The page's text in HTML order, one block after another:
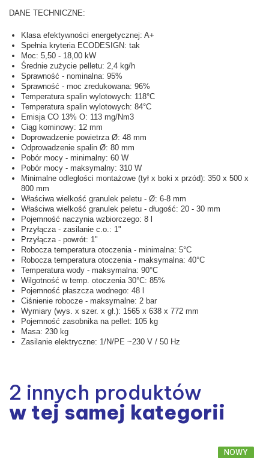
DANE TECHNICZNE:
Klasa efektywności energetycznej: A+
Spełnia kryteria ECODESIGN: tak
Moc: 5,50 - 18,00 kW
Średnie zużycie pelletu: 2,4 kg/h
Sprawność - nominalna: 95%
Sprawność - moc zredukowana: 96%
Temperatura spalin wylotowych: 118°C
Temperatura spalin wylotowych: 84°C
Emisja CO 13% O: 113 mg/Nm3
Ciąg kominowy: 12 mm
Doprowadzenie powietrza Ø: 48 mm
Odprowadzenie spalin Ø: 80 mm
Pobór mocy - minimalny: 60 W
Pobór mocy - maksymalny: 310 W
Minimalne odległości montażowe (tył x boki x przód): 350 x 500 x
800 mm
Właściwa wielkość granulek peletu - Ø: 6-8 mm
Właściwa wielkość granulek peletu - długość: 20 - 30 mm
Pojemność naczynia wzbiorczego: 8 l
Przyłącza - zasilanie c.o.: 1"
Przyłącza - powrót: 1"
Robocza temperatura otoczenia - minimalna: 5°C
Robocza temperatura otoczenia - maksymalna: 40°C
Temperatura wody - maksymalna: 90°C
Wilgotność w temp. otoczenia 30°C: 85%
Pojemność płaszcza wodnego: 48 l
Ciśnienie robocze - maksymalne: 2 bar
Wymiary (wys. x szer. x gł.): 1565 x 638 x 772 mm
Pojemność zasobnika na pellet: 105 kg
Masa: 230 kg
Zasilanie elektryczne: 1/N/PE ~230 V / 50 Hz
2 innych produktów
w tej samej kategorii
NOWY